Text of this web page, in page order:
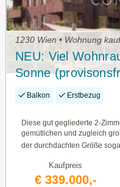
1230 Wien • Wohnung
NEU: Viel
Sonne
Balkon Erstbezug
Diese gut gegliederte 2-
gemütlichen und zugleich
der durchdachten Größe
Kaufpreis
€ 339.000,-